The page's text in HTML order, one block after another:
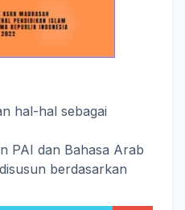
hal-hal sebagai
PAI dan Bahasa Arab
berdasarkan